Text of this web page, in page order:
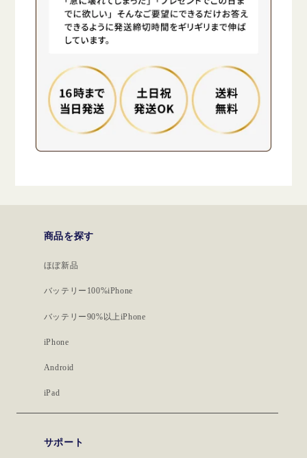
商品を探す
ほぼ新品
バッテリー100%iPhone
バッテリー90%以上iPhone
iPhone
Android
iPad
サポート